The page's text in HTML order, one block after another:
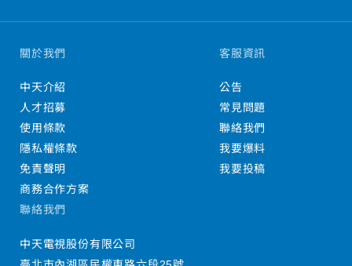
關於我們
中天介紹
人才招募
使用條款
隱私權條款
免責聲明
商務合作方案
客服資訊
公告
常見問題
聯絡我們
我要爆料
我要投稿
聯絡我們
中天電視股份有限公司